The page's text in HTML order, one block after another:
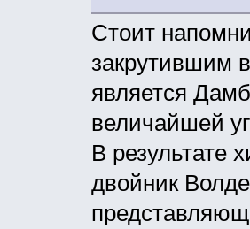
Стоит
закрутившим
является
величайшей
В результате
двойник